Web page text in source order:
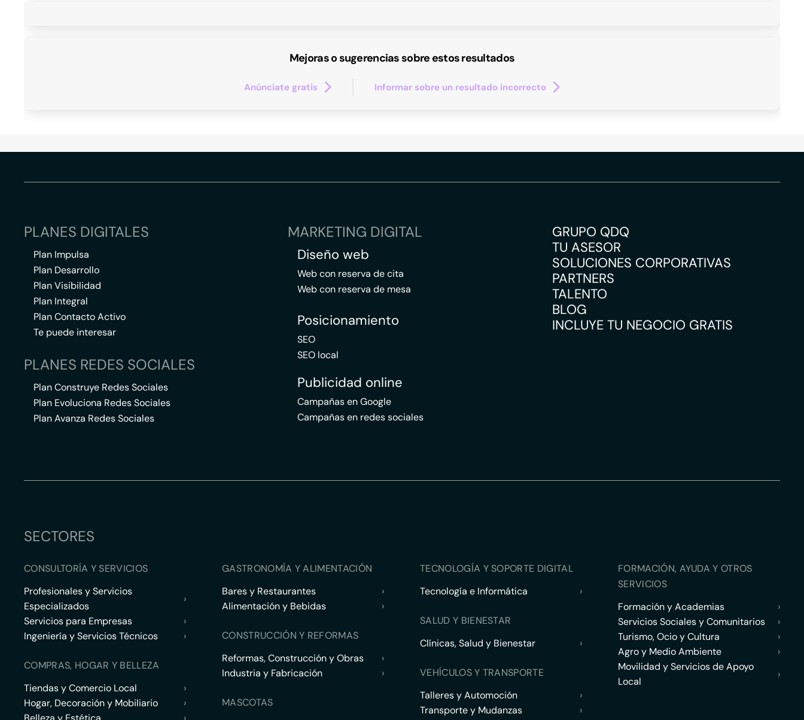
Mejoras o sugerencias sobre estos resultados
Anúnciate gratis Informar sobre un resultado incorrecto
PLANES DIGITALES
Plan Impulsa
Plan Desarrollo
Plan Visibilidad
Plan Integral
Plan Contacto Activo
Te puede interesar
PLANES REDES SOCIALES
Plan Construye Redes Sociales
Plan Evoluciona Redes Sociales
Plan Avanza Redes Sociales
MARKETING DIGITAL
Diseño web
Web con reserva de cita
Web con reserva de mesa
Posicionamiento
SEO
SEO local
Publicidad online
Campañas en Google
Campañas en redes sociales
GRUPO QDQ
TU ASESOR
SOLUCIONES CORPORATIVAS
PARTNERS
TALENTO
BLOG
INCLUYE TU NEGOCIO GRATIS
SECTORES
CONSULTORÍA Y SERVICIOS
Profesionales y Servicios
Especializados
›
Servicios para Empresas
›
Ingeniería y Servicios Técnicos
›
COMPRAS, HOGAR Y BELLEZA
Tiendas y Comercio Local
›
Hogar, Decoración y Mobiliario
›
GASTRONOMÍA Y ALIMENTACIÓN
Bares y Restaurantes
›
Alimentación y Bebidas
›
CONSTRUCCIÓN Y REFORMAS
Reformas, Construcción y Obras
›
Industria y Fabricación
›
MASCOTAS
TECNOLOGÍA Y SOPORTE DIGITAL
Tecnología e Informática
›
SALUD Y BIENESTAR
Clínicas, Salud y Bienestar
›
VEHÍCULOS Y TRANSPORTE
Talleres y Automoción
›
Transporte y Mudanzas
›
FORMACIÓN, AYUDA Y OTROS
SERVICIOS
Formación y Academias
›
Servicios Sociales y Comunitarios
›
Turismo, Ocio y Cultura
›
Agro y Medio Ambiente
›
Movilidad y Servicios de Apoyo
Local
›